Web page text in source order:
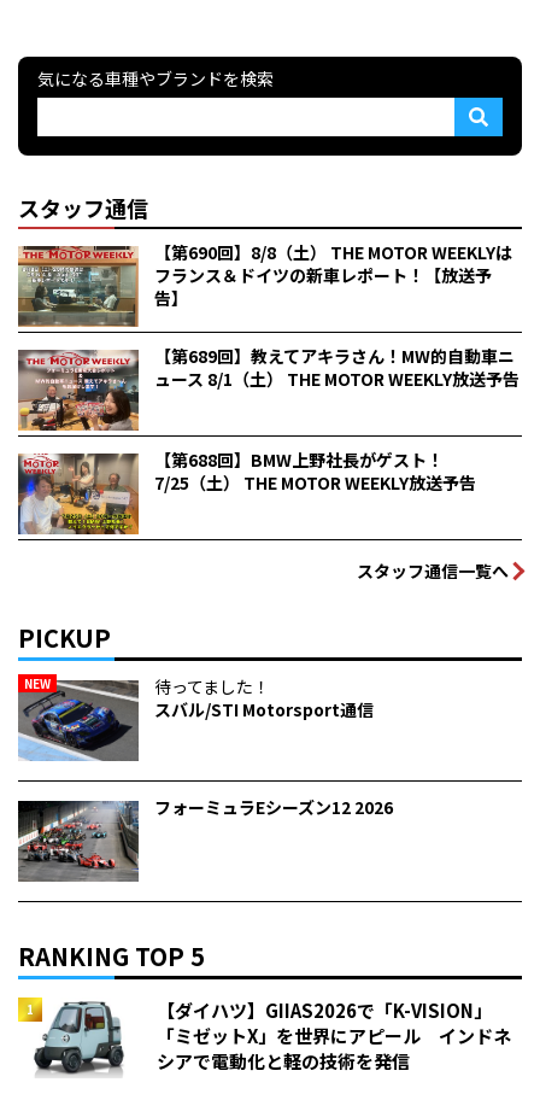
気になる車種やブランドを検索
スタッフ通信
【第690回】8/8（土） THE MOTOR WEEKLYは
フランス＆ドイツの新車レポート！【放送予
告】
【第689回】教えてアキラさん！MW的自動車ニ
ュース 8/1（土） THE MOTOR WEEKLY放送予告
【第688回】BMW上野社長がゲスト！
7/25（土） THE MOTOR WEEKLY放送予告
スタッフ通信一覧へ
PICKUP
NEW
待ってました！
スバル/STI Motorsport通信
フォーミュラEシーズン12 2026
RANKING TOP 5
【ダイハツ】GIIAS2026で「K-VISION」
「ミゼットX」を世界にアピール インドネ
シアで電動化と軽の技術を発信